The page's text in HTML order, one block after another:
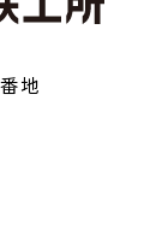
地